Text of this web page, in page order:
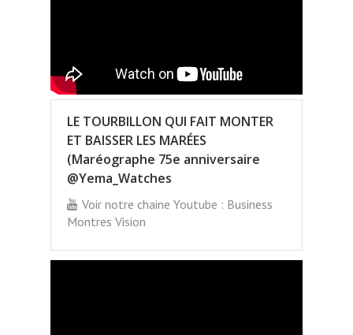
LE TOURBILLON QUI FAIT MONTER
ET BAISSER LES MARÉES
(Maréographe 75e anniversaire
@Yema_Watches
Voir notre chaine Youtube : Business
Montres Vision